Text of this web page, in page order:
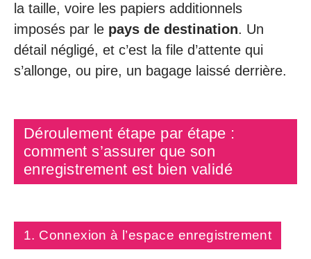
la taille, voire les papiers additionnels
imposés par le pays de destination. Un
détail négligé, et c’est la file d’attente qui
s’allonge, ou pire, un bagage laissé derrière.
Déroulement étape par étape :
comment s’assurer que son
enregistrement est bien validé
1. Connexion à l’espace enregistrement